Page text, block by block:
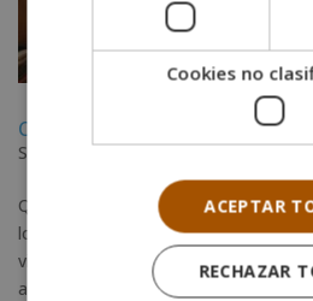
Consejos para escoger las
Sep 7, 2018|Costura,Moda
Que si los milímetros del ancho de la
los tipos de puntada… Dos
vista parezcan iguales, pueden ser
apasiona el mundillo de la costura y
Cookies no
ACEPTAR
RECHAZAR